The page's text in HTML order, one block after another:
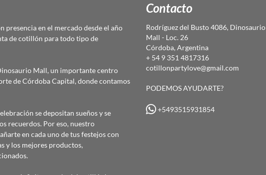
presencia en el mercado desde el año
de cotillón para todo tipo de
Mall, un importante centro
de Córdoba Capital, donde contamos
se depositan sueños y se
recuerdos. Por eso, nuestro
en cada uno de tus festejos con
y los mejores productos,
Contacto
Rodríguez del Busto 4086, Dinosaurio
Mall - Loc. 26
Córdoba, Argentina
+ 54 9 351 4817316
cotillonpartylove@gmail.com
PODEMOS AYUDARTE?
+5493515931854